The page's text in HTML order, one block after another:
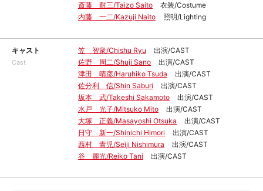
斎藤 耐三/Taizo Saito
衣装/Costume
内藤 一二/Kazuji Naito
照明/Lighting
キャスト
Cast
笠 智衆/Chishu Ryu
出演/CAST
佐野 周二/Shuji Sano
出演/CAST
津田 晴彦/Haruhiko Tsuda
出演/CAST
佐分利 信/Shin Saburi
出演/CAST
坂本 武/Takeshi Sakamoto
出演/CAST
水戸 光子/Mitsuko Mito
出演/CAST
大塚 正義/Masayoshi Otsuka
出演/CAST
日守 新一/Shinichi Himori
出演/CAST
西村 青児/Seiji Nishimura
出演/CAST
谷 麗光/Reiko Tani
出演/CAST